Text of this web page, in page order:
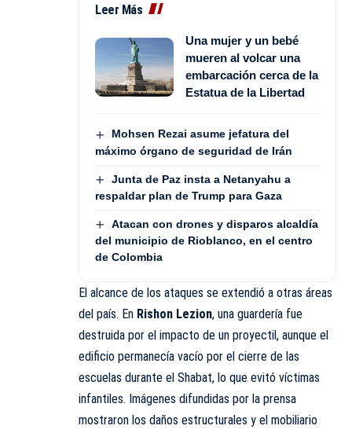
Leer Más
Una mujer y un bebé
mueren al volcar una
embarcación cerca de la
Estatua de la Libertad
Mohsen Rezai asume jefatura del
máximo órgano de seguridad de Irán
Junta de Paz insta a Netanyahu a
respaldar plan de Trump para Gaza
Atacan con drones y disparos alcaldía
del municipio de Rioblanco, en el centro
de Colombia
El alcance de los ataques se extendió a otras áreas
del país. En Rishon Lezion, una guardería fue
destruida por el impacto de un proyectil, aunque el
edificio permanecía vacío por el cierre de las
escuelas durante el Shabat, lo que evitó víctimas
infantiles. Imágenes difundidas por la prensa
mostraron los daños estructurales y el mobiliario